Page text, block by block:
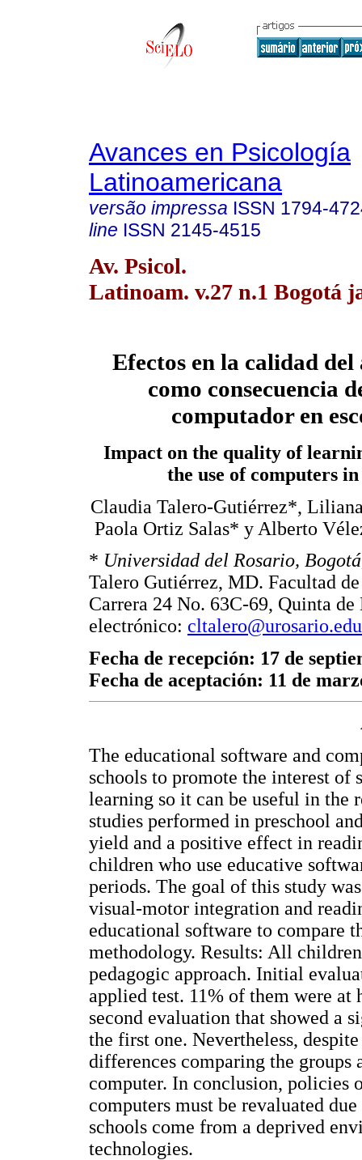
Avances en Psicología
Latinoamericana
versão impressa ISSN 1794-
line ISSN 2145-4515
Av. Psicol.
Latinoam. v.27 n.1 Bogotá
Efectos en la calidad
como consecuencia
computador en
Impact on the quality of
the use of computers in
Claudia Talero-Gutiérrez*,
Paola Ortiz Salas* y Alberto
* Universidad del Rosario,
Talero Gutiérrez, MD. Facultad
Carrera 24 No. 63C-69, Quinta
electrónico:
Fecha de recepción: 17 de
Fecha de aceptación: 11 de
The educational software and
schools to promote the interest of
learning so it can be useful in the
studies performed in preschool
yield and a positive effect in
children who use educative
periods. The goal of this study
visual-motor integration and
educational software to compare
methodology. Results: All
pedagogic approach. Initial
applied test. 11% of them were
second evaluation that showed a
the first one. Nevertheless,
differences comparing the
computer. In conclusion, policies
computers must be revaluated
schools come from a deprived
technologies.